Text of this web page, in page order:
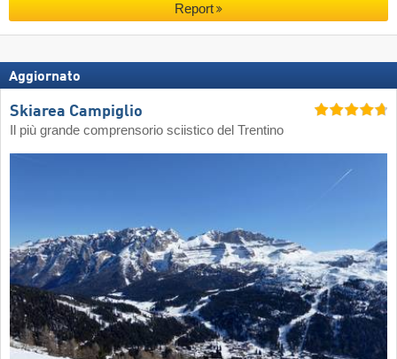
Report
Aggiornato
Skiarea Campiglio
Il più grande comprensorio sciistico del Trentino